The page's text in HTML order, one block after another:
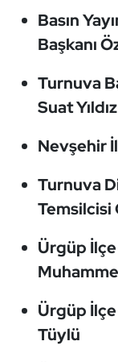
Basın
Başkanı
Turnuva
Suat Yıldız
Nevşehir
Turnuva
Temsilcisi
Ürgüp
Ürgüp
Tüylü
Modern
Motor
Muay Thai
Okçuluk
Optimist
Özel
Paralimpik
Ragbi